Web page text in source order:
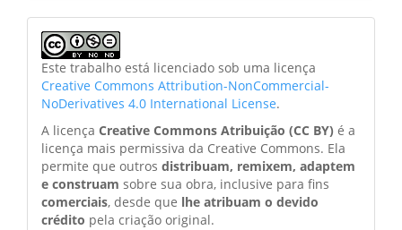
Este trabalho está licenciado sob uma licença
Creative Commons Attribution-NonCommercial-
NoDerivatives 4.0 International License.
A licença Creative Commons Atribuição (CC BY) é a
licença mais permissiva da Creative Commons. Ela
permite que outros distribuam, remixem, adaptem
e construam sobre sua obra, inclusive para fins
comerciais, desde que lhe atribuam o devido
crédito pela criação original.